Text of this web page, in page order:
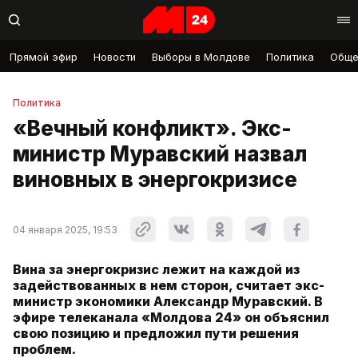
Прямой эфир Новости Выборы в Молдове Политика
Политика
«Вечный конфликт». Экс-
министр Муравский назвал
виновных в энергокризисе
04 января 2025, 19:53
Вина за энергокризис лежит на каждой из
задействованных в нем сторон, считает экс-
министр экономики Александр Муравский. В
эфире телеканала «Молдова 24» он объяснил
свою позицию и предложил пути решения
проблем.